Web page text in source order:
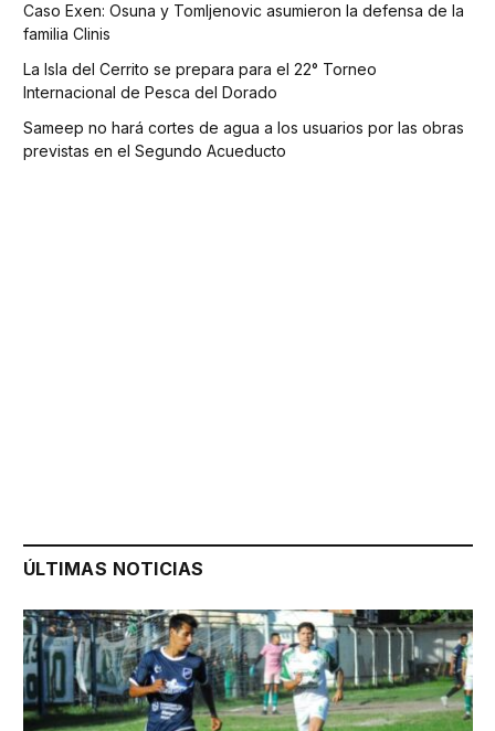
Caso Exen: Osuna y Tomljenovic asumieron la defensa de la
familia Clinis
La Isla del Cerrito se prepara para el 22° Torneo
Internacional de Pesca del Dorado
Sameep no hará cortes de agua a los usuarios por las obras
previstas en el Segundo Acueducto
ÚLTIMAS NOTICIAS